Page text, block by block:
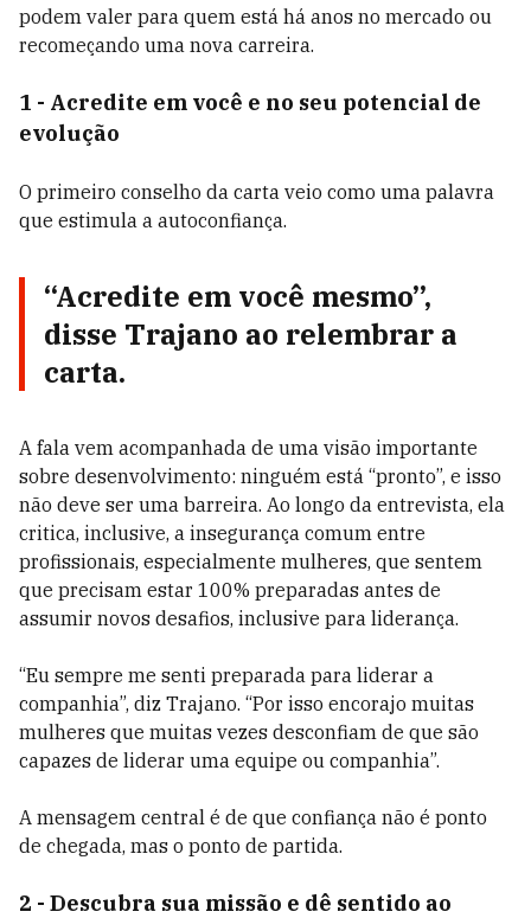
podem valer para quem está há anos no mercado ou
recomeçando uma nova carreira.
1 - Acredite em você e no seu potencial de
evolução
O primeiro conselho da carta veio como uma palavra
que estimula a autoconfiança.
“Acredite em você mesmo”,
disse Trajano ao relembrar a
carta.
A fala vem acompanhada de uma visão importante
sobre desenvolvimento: ninguém está “pronto”, e isso
não deve ser uma barreira. Ao longo da entrevista, ela
critica, inclusive, a insegurança comum entre
profissionais, especialmente mulheres, que sentem
que precisam estar 100% preparadas antes de
assumir novos desafios, inclusive para liderança.
“Eu sempre me senti preparada para liderar a
companhia”, diz Trajano. “Por isso encorajo muitas
mulheres que muitas vezes desconfiam de que são
capazes de liderar uma equipe ou companhia”.
A mensagem central é de que confiança não é ponto
de chegada, mas o ponto de partida.
2 - Descubra sua missão e dê sentido ao